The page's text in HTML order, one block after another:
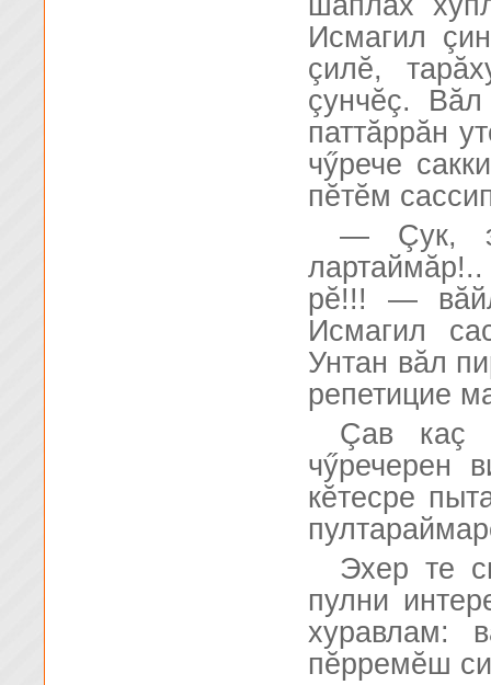
Исмагил
çилĕ,
çунчĕç.
паттăррăн
чӳрече
пĕтĕм
— Çук,
рĕ!!! —
Исмагил
Унтан вăл
репетицие
Çав каç
чӳречерен
кĕтесре
Эхер те
пулни
хуравлам:
пĕрремĕш